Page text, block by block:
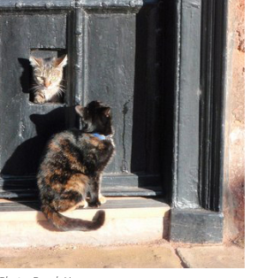
f
o
n
t
s
i
z
e
.
o
n
t
s
i
z
.
e
a
s
e
f
o
n
t
s
i
z
e